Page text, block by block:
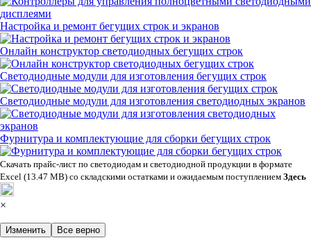
Настройка и ремонт бегущих строк и экранов
Онлайн конструктор светодиодных бегущих строк
Светодиодные модули для изготовления бегущих строк
Светодиодные модули для изготовления светодиодных экранов
Фурнитура и комплектующие для сборки бегущих строк
Скачать прайс-лист по светодиодам и светодиодной продукции в формате
Excel (13.47 MB) со складскими остатками и ожидаемым поступлением Здесь
×
Изменить Все верно